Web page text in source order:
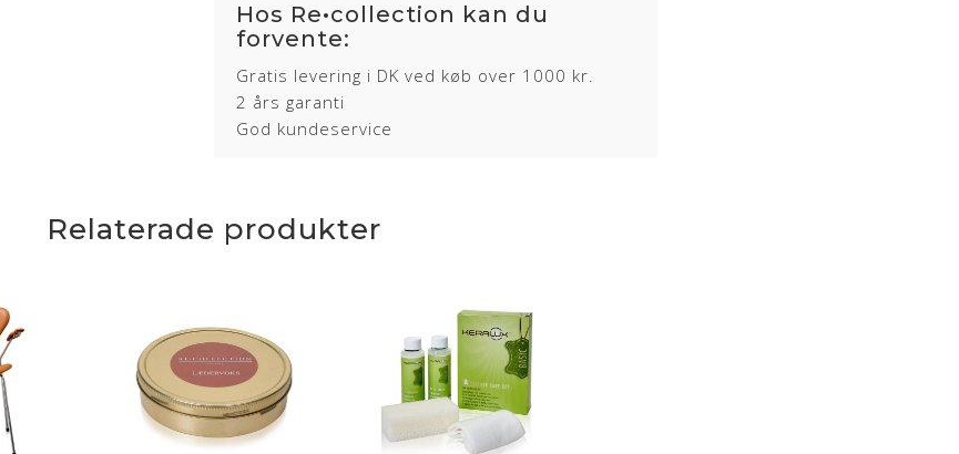
Hos Re•collection kan du
forvente:
Gratis levering i DK ved køb over 1000 kr.
2 års garanti
God kundeservice
Relaterade produkter